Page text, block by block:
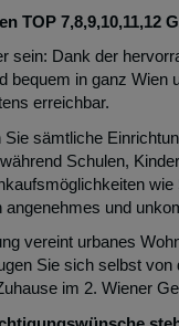
TOP 7,8,9,10,11,12
sein: Dank der
bequem in ganz
erreichbar.
Sie sämtliche
Schulen,
angenehmes und
vereint urbanes
Sie sich selbst von